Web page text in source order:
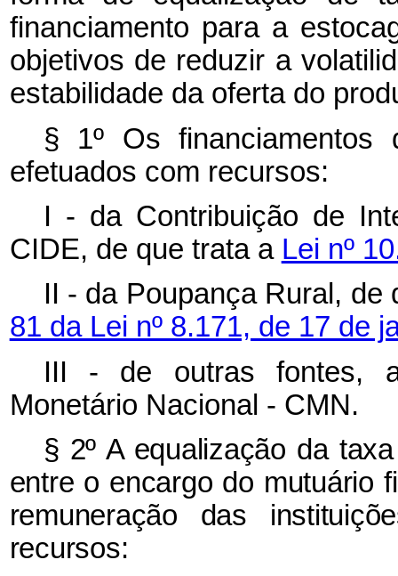
financiamento para a
objetivos de reduzir a
estabilidade da oferta do
§ 1º Os
efetuados com recursos:
I - da Contribuição de
CIDE, de que trata a Lei nº
II - da Poupança Rural,
81 da Lei nº 8.171, de 17 de
III - de outras fontes,
Monetário Nacional - CMN.
§ 2º A equalização da
entre o encargo do mutuário
remuneração das
recursos: